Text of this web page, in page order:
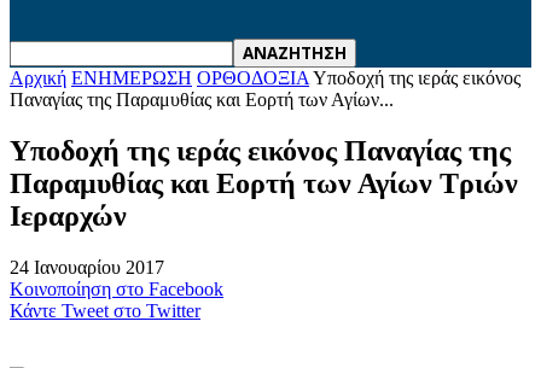
Αρχική ΕΝΗΜΕΡΩΣΗ ΟΡΘΟΔΟΞΙΑ Υποδοχή της ιεράς εικόνος
Παναγίας της Παραμυθίας και Εορτή των Αγίων...
Υποδοχή της ιεράς εικόνος Παναγίας της
Παραμυθίας και Εορτή των Αγίων Τριών
Ιεραρχών
24 Ιανουαρίου 2017
Κοινοποίηση στο Facebook
Κάντε Tweet στο Twitter